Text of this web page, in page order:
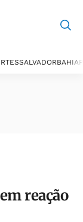
SALVADORBAHIA
reação